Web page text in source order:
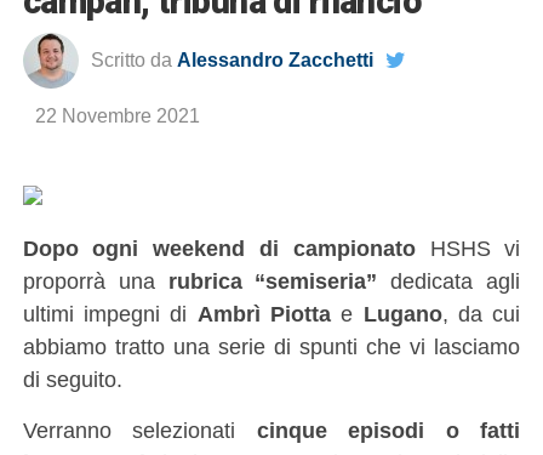
Scritto da Alessandro Zacchetti
22 Novembre 2021
Dopo ogni weekend di campionatoHSHS vi
proporrà una rubrica “semiseria” dedicata agli
ultimi impegni di Ambrì Piotta e Lugano, da cui
abbiamo tratto una serie di spunti che vi lasciamo
di seguito.
Verranno selezionati cinque episodi o fatti